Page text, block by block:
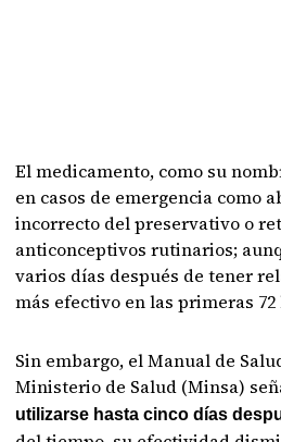
El medicamento, como su
en casos de emergencia como
incorrecto del preservativo o
anticonceptivos rutinarios;
varios días después de tener
más efectivo en las primeras 72
Sin embargo, el Manual de
Ministerio de Salud (Minsa)
utilizarse hasta cinco días